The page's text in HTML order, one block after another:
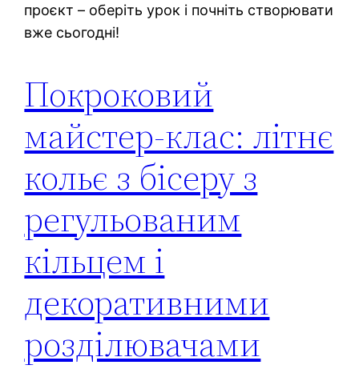
проєкт – оберіть урок і почніть створювати
вже сьогодні!
Покроковий
майстер-клас: літнє
кольє з бісеру з
регульованим
кільцем і
декоративними
розділювачами